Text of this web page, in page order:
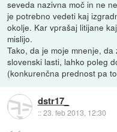
seveda nazivna moč in ne
je potrebno vedeti kaj
okolje. Kar vprašaj litijane
mislijo.
Tako, da je moje mnenje,
slovenski lasti, lahko poleg
(konkurenčna prednost pa
dstr17_
::23. feb 2013, 12:30